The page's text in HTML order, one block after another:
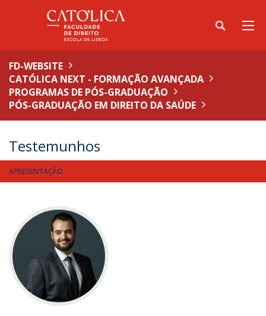
FD-WEBSITE
CATÓLICA NEXT - FORMAÇÃO AVANÇADA
PROGRAMAS DE PÓS-GRADUAÇÃO
PÓS-GRADUAÇÃO EM DIREITO DA SAÚDE
Testemunhos
APRESENTAÇÃO